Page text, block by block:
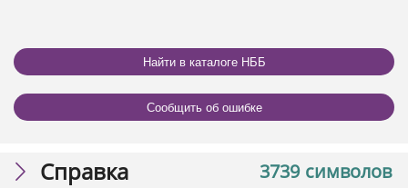
Найти в каталоге НББ
Сообщить об ошибке
3739 символов
Справка